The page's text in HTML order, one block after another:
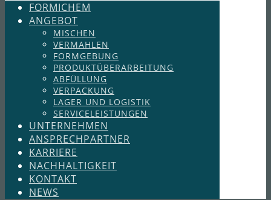
FORMICHEM
ANGEBOT
MISCHEN
VERMAHLEN
FORMGEBUNG
PRODUKTÜBERARBEITUNG
ABFÜLLUNG
VERPACKUNG
LAGER UND LOGISTIK
SERVICELEISTUNGEN
UNTERNEHMEN
ANSPRECHPARTNER
KARRIERE
NACHHALTIGKEIT
KONTAKT
NEWS